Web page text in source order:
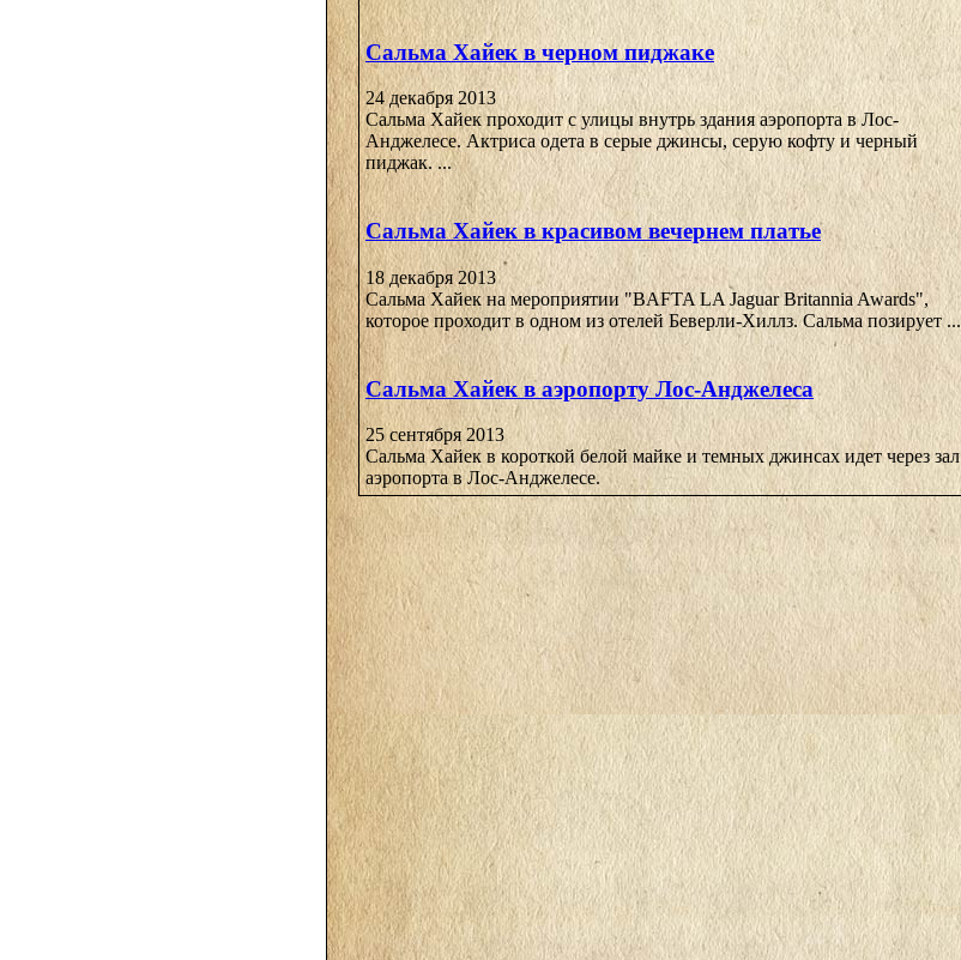
Сальма Хайек в черном пиджаке
24 декабря 2013
Сальма Хайек проходит с улицы внутрь здания аэропорта в Лос-
Анджелесе. Актриса одета в серые джинсы, серую кофту и черный
пиджак. ...
Сальма Хайек в красивом вечернем платье
18 декабря 2013
Сальма Хайек на мероприятии "BAFTA LA Jaguar Britannia Awards",
которое проходит в одном из отелей Беверли-Хиллз. Сальма позирует ...
Сальма Хайек в аэропорту Лос-Анджелеса
25 сентября 2013
Сальма Хайек в короткой белой майке и темных джинсах идет через зал
аэропорта в Лос-Анджелесе.